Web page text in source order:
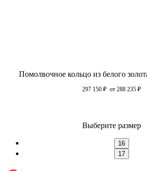
Помолвочное кольцо из белого
297 150 ₽ от 288 235 ₽
Выберите размер
16
17